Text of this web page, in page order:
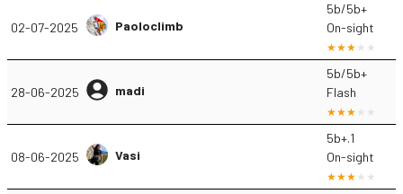
02-07-2025 Paoloclimb
5b/5b+
On-sight
28-06-2025 madi
5b/5b+
Flash
08-06-2025 Vasi
5b+.1
On-sight